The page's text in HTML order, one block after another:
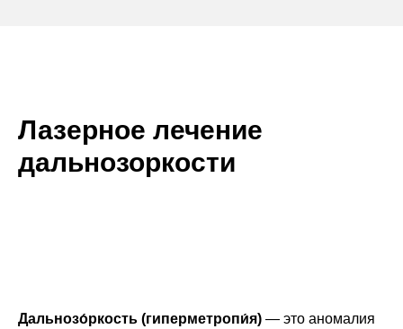
Лазерное лечение
дальнозоркости
Дальнозо́ркость (гиперметропи́я) — это аномалия